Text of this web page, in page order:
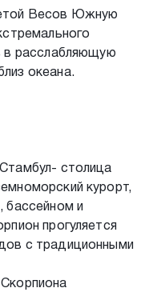
Весов Южную
в расслабляющую
океана.
столица
курорт,
бассейном и
прогуляется
с традиционными